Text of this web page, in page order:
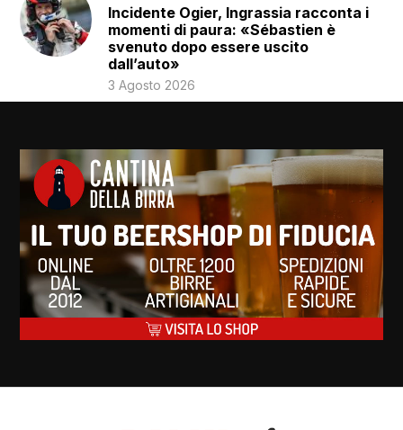
Incidente Ogier, Ingrassia racconta i
momenti di paura: «Sébastien è
svenuto dopo essere uscito
dall’auto»
3 Agosto 2026